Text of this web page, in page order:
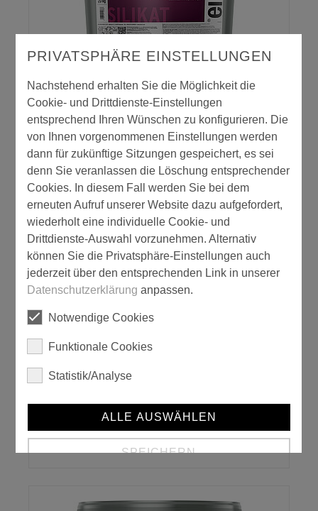
einzA mineralit Putzgrund grob
einzA mineralit Sol-Fassadenfarbe
PRIVATSPHÄRE EINSTELLUNGEN
Nachstehend erhalten Sie die Möglichkeit die
Cookie- und Drittdienste-Einstellungen
entsprechend Ihren Wünschen zu konfigurieren. Die
von Ihnen vorgenommenen Einstellungen werden
dann für zukünftige Sitzungen gespeichert, es sei
denn Sie veranlassen die Löschung entsprechender
Cookies. In diesem Fall werden Sie bei dem
erneuten Aufruf unserer Website dazu aufgefordert,
wiederholt eine individuelle Cookie- und
Drittdienste-Auswahl vorzunehmen. Alternativ
können Sie die Privatsphäre-Einstellungen auch
jederzeit über den entsprechenden Link in unserer
Datenschutzerklärung anpassen.
Notwendige Cookies
Funktionale Cookies
Statistik/Analyse
ALLE AUSWÄHLEN
SPEICHERN